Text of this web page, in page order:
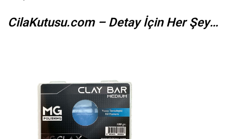
CilaKutusu.com – Detay İçin Her Şey…